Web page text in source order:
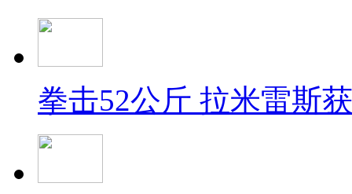
拳击52公斤 拉米雷斯